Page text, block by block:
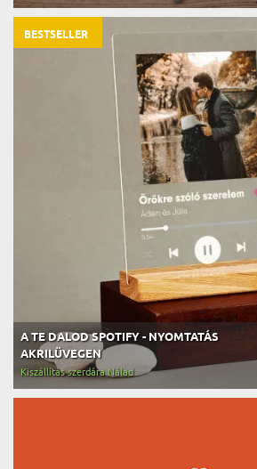
A TE DALOD SPOTIFY - NYOMTATÁS
AKRILÜVEGEN
Kiszállítás szerdára Nálad
BESTSELLER